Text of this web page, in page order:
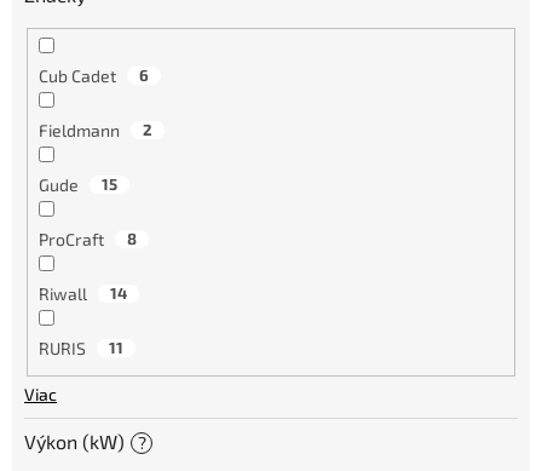
Cub Cadet 6
Fieldmann 2
Gude 15
ProCraft 8
Riwall 14
RURIS 11
Viac
Výkon (kW) ?